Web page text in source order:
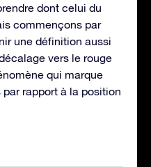
dont celui du
commençons par
une définition aussi
vers le rouge
qui marque
rapport à la position